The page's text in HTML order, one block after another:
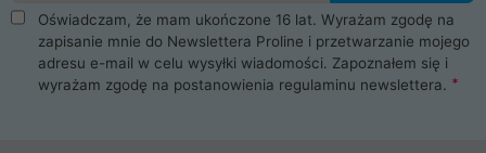
Oświadczam, że mam ukończone 16 lat. Wyrażam zgodę na
zapisanie mnie do Newslettera Proline i przetwarzanie mojego
adresu e-mail w celu wysyłki wiadomości. Zapoznałem się i
wyrażam zgodę na postanowienia regulaminu newslettera.